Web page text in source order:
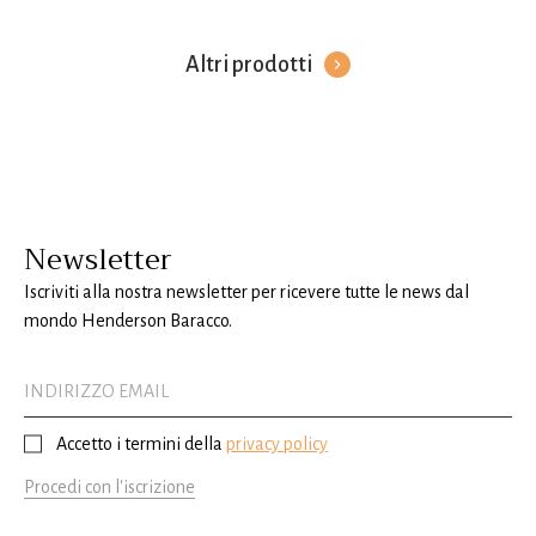
Altri prodotti
Newsletter
Iscriviti alla nostra newsletter per ricevere tutte le news dal
mondo Henderson Baracco.
Accetto i termini della privacy policy
Procedi con l'iscrizione